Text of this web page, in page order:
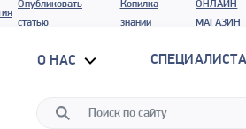
Опубликовать
статью
Копилка
знаний
ОНЛАЙН
МАГАЗИН
О НАС